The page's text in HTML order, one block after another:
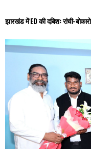
झारखंड में ED की दबिशः रांची-